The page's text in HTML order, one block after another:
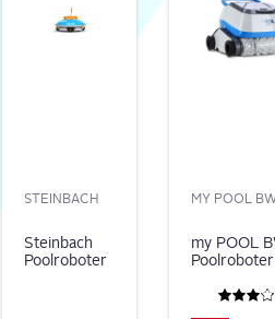
STEINBACH
Steinbach
Poolroboter
MY POOL
my POOL
Poolroboter
ONE4ALL